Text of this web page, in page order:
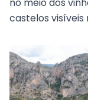
castelos visíveis